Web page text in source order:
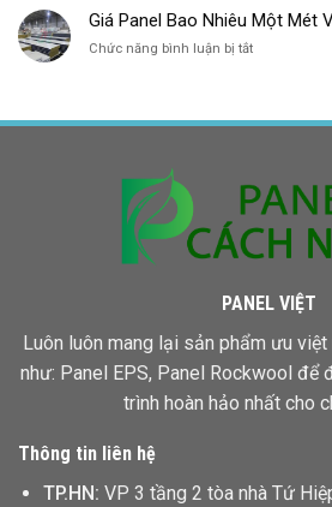
ÁMáy
Panel
Giá
Giá Panel Bao Nhiêu Một Mét
Chức năng bình luận bị tắtở
Nhiêu
Vuông
PANEL VIỆT
Luôn luôn mang lại sản phẩm ưu
như: Panel EPS, Panel Rockwool để
trình hoàn hảo nhất cho
Thông tin liên hệ
TP.HN: VP 3 tầng 2 tòa nhà Tứ